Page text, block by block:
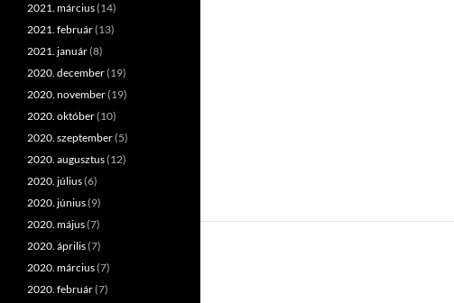
2021. március(14)
2021. február(13)
2021. január(8)
2020. december(19)
2020. november(19)
2020. október(10)
2020. szeptember(5)
2020. augusztus(12)
2020. július(6)
2020. június(9)
2020. május(7)
2020. április(7)
2020. március(7)
2020. február(7)